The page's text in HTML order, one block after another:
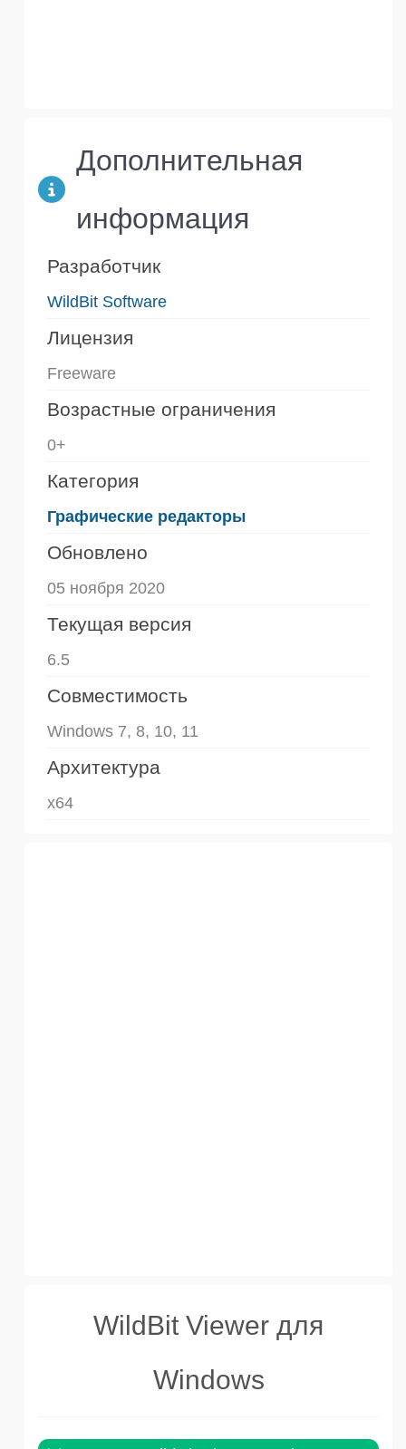
Дополнительная
информация
Разработчик
WildBit Software
Лицензия
Freeware
Возрастные ограничения
0+
Категория
Графические редакторы
Обновлено
05 ноября 2020
Текущая версия
6.5
Совместимость
Windows 7, 8, 10, 11
Архитектура
x64
WildBit Viewer для
Windows